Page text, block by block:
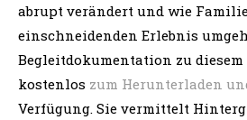
abrupt verändert und wie
einschneidenden Erlebnis
Begleitdokumentation zu
kostenlos zum Herunterladen
Verfügung. Sie vermittelt